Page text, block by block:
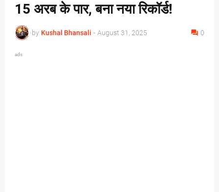
15 अरब के पार, बना नया रिकॉर्ड!
by Kushal Bhansali - August 31, 2025 0
ads